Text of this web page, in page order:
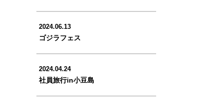
2024.06.13
ゴジラフェス
2024.04.24
社員旅行in小豆島